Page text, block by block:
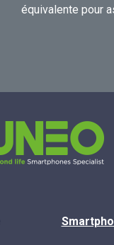
équivalente pour